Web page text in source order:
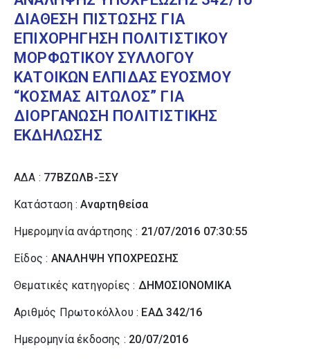
ΔΙΑΘΕΣΗ ΠΙΣΤΩΣΗΣ ΓΙΑ
ΕΠΙΧΟΡΗΓΗΣΗ ΠΟΛΙΤΙΣΤΙΚΟΥ
ΜΟΡΦΩΤΙΚΟΥ ΣΥΛΛΟΓΟΥ
ΚΑΤΟΙΚΩΝ ΕΛΠΙΔΑΣ ΕΥΟΣΜΟΥ
“ΚΟΣΜΑΣ ΑΙΤΩΛΟΣ” ΓΙΑ
ΔΙΟΡΓΑΝΩΣΗ ΠΟΛΙΤΙΣΤΙΚΗΣ
ΕΚΔΗΛΩΣΗΣ
ΑΔΑ : 77ΒΖΩΛΒ-ΞΣΥ
Κατάσταση :Αναρτηθείσα
Ημερομηνία ανάρτησης : 21/07/2016 07:30:55
Είδος : ΑΝΑΛΗΨΗ ΥΠΟΧΡΕΩΣΗΣ
Θεματικές κατηγορίες : ΔΗΜΟΣΙΟΝΟΜΙΚΑ
Αριθμός Πρωτοκόλλου : ΕΑΔ 342/16
Ημερομηνία έκδοσης : 20/07/2016